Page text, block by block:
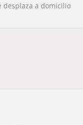
desplaza a domicilio